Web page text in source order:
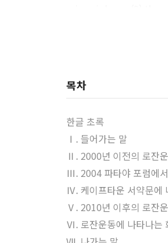
목차
한글 초록
Ⅰ. 들어가는 말
Ⅱ. 2000년 이전의 로잔
Ⅲ. 2004 파타야 포럼에
Ⅳ. 케이프타운 서약문에
Ⅴ. 2010년 이후의 로잔
Ⅵ. 로잔운동에 나타나는